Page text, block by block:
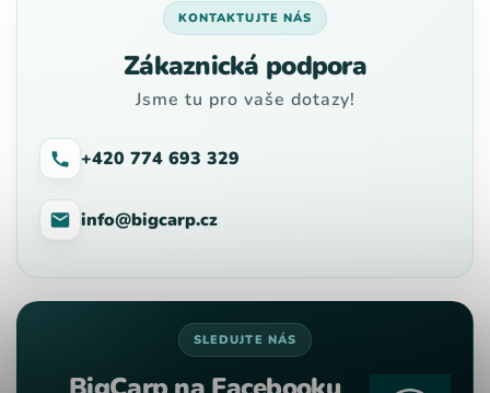
KONTAKTUJTE NÁS
Zákaznická podpora
Jsme tu pro vaše dotazy!
+420 774 693 329
info@bigcarp.cz
SLEDUJTE NÁS